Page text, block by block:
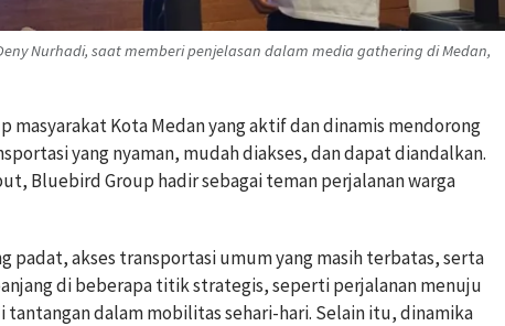
Nurhadi, saat memberi penjelasan dalam media gathering di Medan,
masyarakat Kota Medan yang aktif dan dinamis mendorong
yang nyaman, mudah diakses, dan dapat diandalkan.
Bluebird Group hadir sebagai teman perjalanan warga
padat, akses transportasi umum yang masih terbatas, serta
di beberapa titik strategis, seperti perjalanan menuju
tantangan dalam mobilitas sehari-hari. Selain itu, dinamika